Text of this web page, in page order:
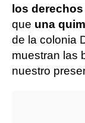
los
que una
de la colonia
muestran las
nuestro